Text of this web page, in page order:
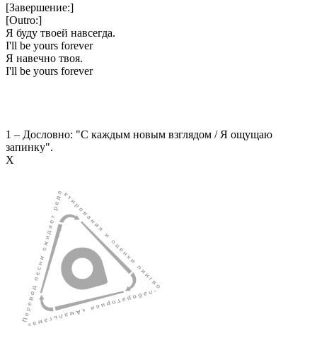
[Завершение:]
[Outro:]
Я буду твоей навсегда.
I'll be yours forever
Я навечно твоя.
I'll be yours forever
1 – Дословно: "С каждым новым взглядом / Я ощущаю
запинку".
Х